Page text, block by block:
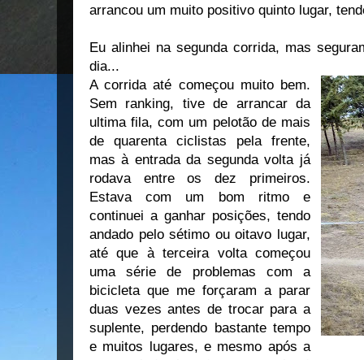
arrancou um muito positivo quinto lugar,
Eu alinhei na segunda corrida, mas
dia...
A corrida até começou muito bem.
Sem ranking, tive de arrancar da
ultima fila, com um pelotão de mais
de quarenta ciclistas pela frente,
mas à entrada da segunda volta já
rodava entre os dez primeiros.
Estava com um bom ritmo e
continuei a ganhar posições, tendo
andado pelo sétimo ou oitavo lugar,
até que à terceira volta começou
uma série de problemas com a
bicicleta que me forçaram a parar
duas vezes antes de trocar para a
suplente, perdendo bastante tempo
e muitos lugares, e mesmo após a